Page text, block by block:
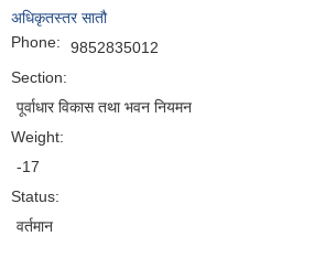
अधिकृतस्तर सातौ
Phone:
9852835012
Section:
पूर्वाधार विकास तथा भवन नियमन
Weight:
-17
Status:
वर्तमान